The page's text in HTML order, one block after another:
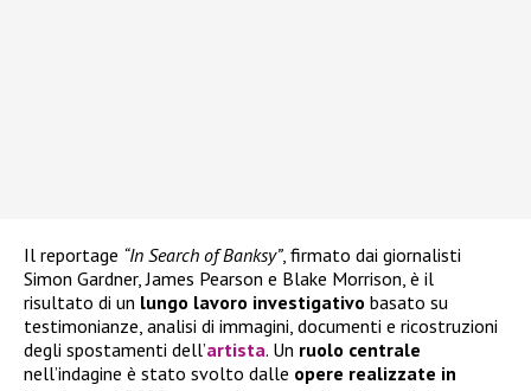
Il reportage “In Search of Banksy”, firmato dai giornalisti
Simon Gardner, James Pearson e Blake Morrison, è il
risultato di un lungo lavoro investigativo basato su
testimonianze, analisi di immagini, documenti e ricostruzioni
degli spostamenti dell’artista. Un ruolo centrale
nell’indagine è stato svolto dalle opere realizzate in